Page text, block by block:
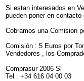
Si estan interesados en
pueden poner en contacto
Cobramos una Comision
Comisión : 5 Euros por
Vendedores , los
Comprasur 2006 Sl
Tel : +34 616 04 00 03